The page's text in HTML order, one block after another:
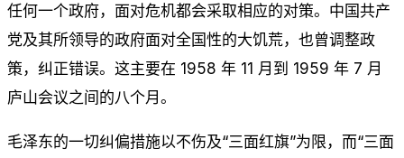
任何一个政府，面对危机都会采取相应的对策。中国共产
党及其所领导的政府面对全国性的大饥荒，也曾调整政
策，纠正错误。这主要在 1958 年 11 月到 1959 年 7 月
庐山会议之间的八个月。
毛泽东的一切纠偏措施以不伤及“三面红旗”为限，而“三面